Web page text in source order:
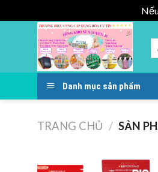
Danh mục sản phẩm
TRANG CHỦ / SẢN